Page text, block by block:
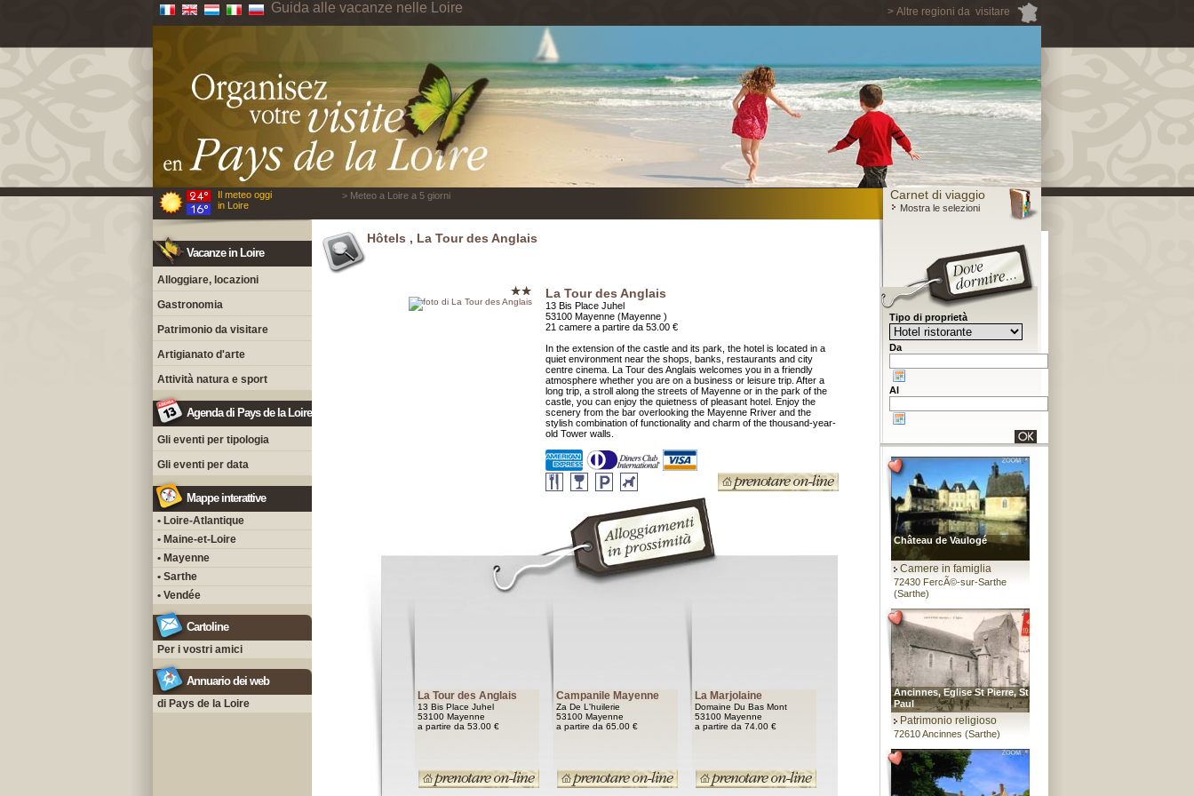
> Altre regioni da visitare
Guida alle vacanze nelle Loire
Il meteo oggi
in Loire
> Meteo a Loire a 5 giorni Carnet di viaggio
Mostra le selezioni
Vacanze in Loire
Alloggiare, locazioni
Gastronomia
Patrimonio da visitare
Artigianato d'arte
Attività natura e sport
Agenda di Pays de la Loire
Gli eventi per tipologia
Gli eventi per data
Mappe interattive
• Loire-Atlantique
• Maine-et-Loire
• Mayenne
• Sarthe
• Vendée
Cartoline
Per i vostri amici
Annuario dei web
di Pays de la Loire
Hôtels , La Tour des Anglais
La Tour des Anglais
13 Bis Place Juhel
53100 Mayenne (Mayenne )
21 camere a partire da 53.00 €
In the extension of the castle and its park, the hotel is located in a
quiet environment near the shops, banks, restaurants and city
centre cinema. La Tour des Anglais welcomes you in a friendly
atmosphere whether you are on a business or leisure trip. After a
long trip, a stroll along the streets of Mayenne or in the park of the
castle, you can enjoy the quietness of pleasant hotel. Enjoy the
scenery from the bar overlooking the Mayenne Rriver and the
stylish combination of functionality and charm of the thousand-year-
old Tower walls.
La Tour des Anglais
13 Bis Place Juhel
53100 Mayenne
a partire da 53.00 €
Campanile Mayenne
Za De L'huilerie
53100 Mayenne
a partire da 65.00 €
La Marjolaine
Domaine Du Bas Mont
53100 Mayenne
a partire da 74.00 €
Tipo di proprietà
Da
Al
Château de Vaulogé
Camere in famiglia
72430 FercÃ©-sur-Sarthe
(Sarthe)
Ancinnes, Eglise St Pierre, St
Paul
Patrimonio religioso
72610 Ancinnes (Sarthe)